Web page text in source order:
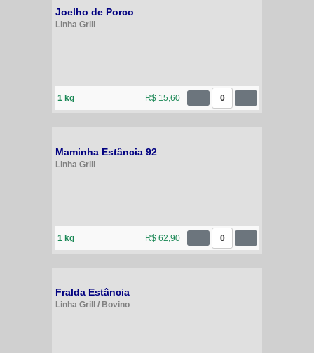
Joelho de Porco
Linha Grill
1 kg R$ 15,60 0
Maminha Estância 92
Linha Grill
1 kg R$ 62,90 0
Fralda Estância
Linha Grill / Bovino